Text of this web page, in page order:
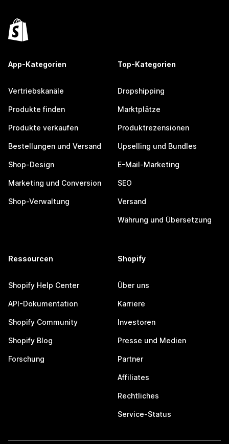
App-Kategorien
Vertriebskanäle
Produkte finden
Produkte verkaufen
Bestellungen und Versand
Shop-Design
Marketing und Conversion
Shop-Verwaltung
Top-Kategorien
Dropshipping
Marktplätze
Produktrezensionen
Upselling und Bundles
E-Mail-Marketing
SEO
Versand
Währung und Übersetzung
Ressourcen
Shopify Help Center
API-Dokumentation
Shopify Community
Shopify Blog
Forschung
Shopify
Über uns
Karriere
Investoren
Presse und Medien
Partner
Affiliates
Rechtliches
Service-Status